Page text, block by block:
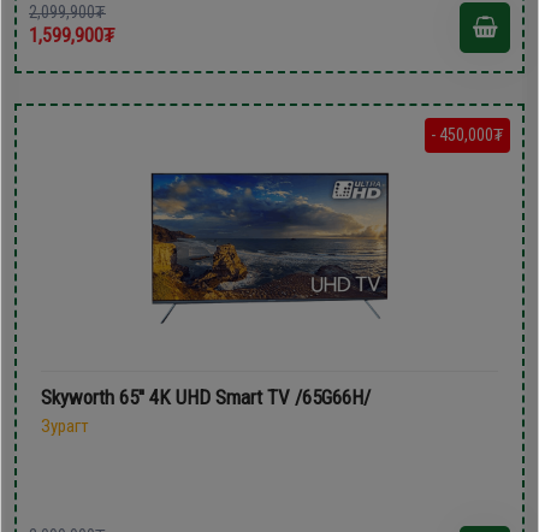
2,099,900₮
1,599,900₮
- 450,000₮
Skyworth 65'' 4K UHD Smart TV /65G66H/
Зурагт